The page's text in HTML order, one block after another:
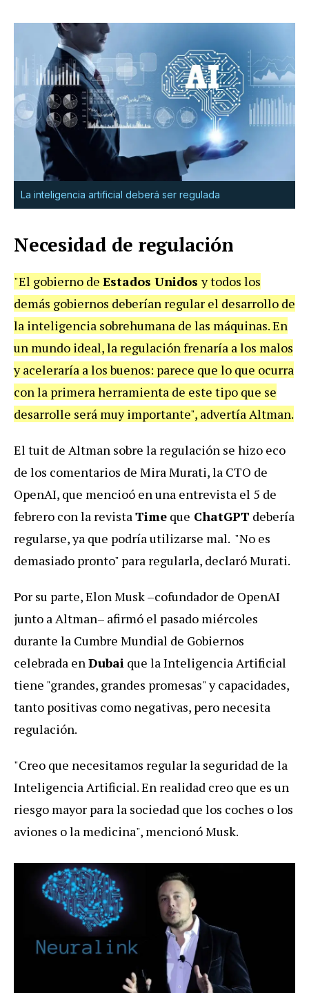
La inteligencia artificial deberá ser regulada
Necesidad de regulación
"El gobierno de Estados Unidosy todos los
demás gobiernos deberían regular el desarrollo de
la inteligencia sobrehumana de las máquinas. En
un mundo ideal, la regulación frenaría a los malos
y aceleraría a los buenos: parece que lo que ocurra
con la primera herramienta de este tipo que se
desarrolle será muy importante", advertía Altman.
El tuit de Altman sobre la regulación se hizo eco
de los comentarios de Mira Murati, la CTO de
OpenAI, que mencioó en una entrevista el 5 de
febrero con la revistaTime que ChatGPT debería
regularse, ya que podría utilizarse mal. "No es
demasiado pronto" para regularla, declaró Murati.
Por su parte, Elon Musk –cofundador de OpenAI
junto a Altman– afirmó el pasado miércoles
durante la Cumbre Mundial de Gobiernos
celebrada enDubai que la Inteligencia Artificial
tiene "grandes, grandes promesas" y capacidades,
tanto positivas como negativas, pero necesita
regulación.
"Creo que necesitamos regular la seguridad de la
Inteligencia Artificial. En realidad creo que es un
riesgo mayor para la sociedad que los coches o los
aviones o la medicina", mencionó Musk.